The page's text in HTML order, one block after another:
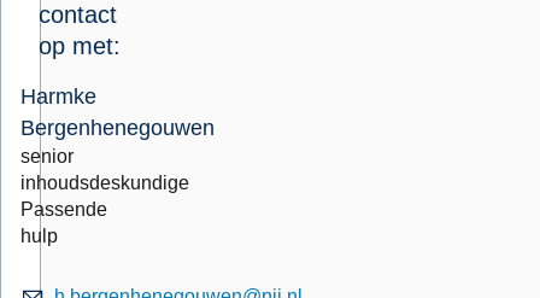
contact
op met:
Harmke
Bergenhenegouwen
senior
inhoudsdeskundige
Passende
hulp